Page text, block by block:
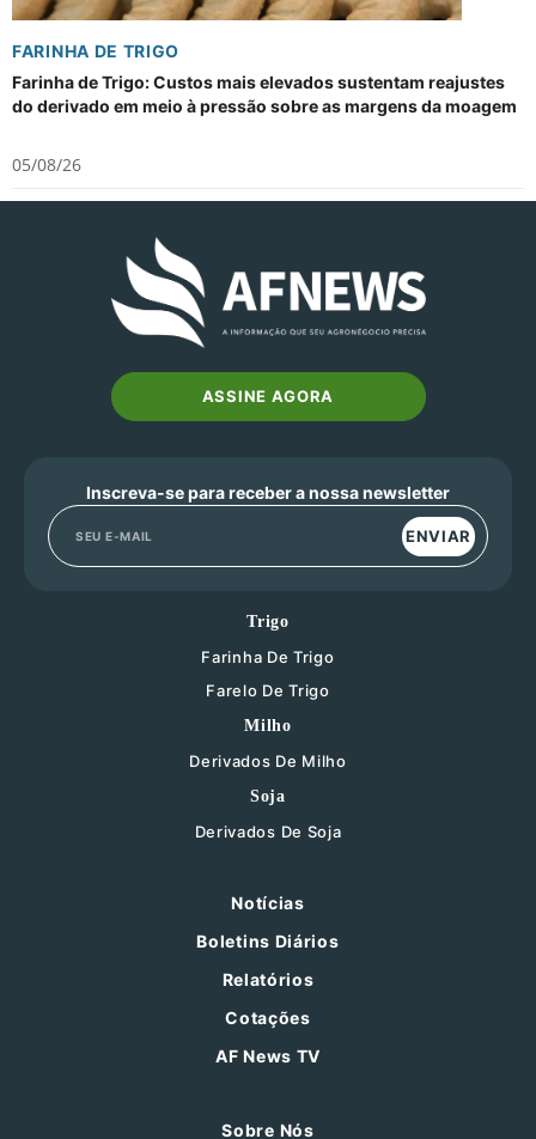
FARINHA DE TRIGO
Farinha de Trigo: Custos mais elevados sustentam reajustes
do derivado em meio à pressão sobre as margens da moagem
05/08/26
ASSINE AGORA
Inscreva-se para receber a nossa newsletter
ENVIAR
Trigo
Farinha De Trigo
Farelo De Trigo
Milho
Derivados De Milho
Soja
Derivados De Soja
Notícias
Boletins Diários
Relatórios
Cotações
AF News TV
Sobre Nós